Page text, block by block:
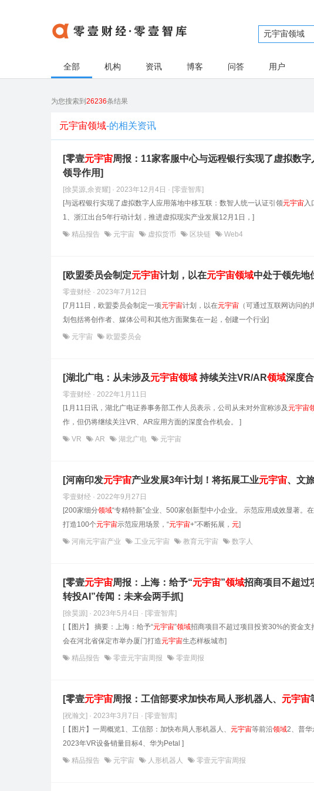
全部 机构 资讯 博客 问答 用户
为您搜索到 26236条结果
元宇宙领域-的相关资讯
[零壹元宇宙周报：11家客服中心与远程银行实现了虚拟数
领导作用]
[徐昊源,余资耀] · 2023年12月4日 · [零壹智库]
[与远程银行实现了虚拟数字人应用落地中移互联：数智人统一认证引领元宇宙入
1、浙江出台5年行动计划，推进虚拟现实产业发展12月1日，]
精品报告 元宇宙 虚拟货币 区块链 Web4
[欧盟委员会制定元宇宙计划，以在元宇宙领域中处于领先地
零壹财经 · 2023年7月12日
[7月11日，欧盟委员会制定一项元宇宙计划，以在元宇宙 （可通过互联网访问
划包括将创作者、媒体公司和其他方面聚集在一起，创建一个行业]
元宇宙 欧盟委员会
[湖北广电：从未涉及元宇宙领域 持续关注VR/AR领域深度
零壹财经 · 2022年1月11日
[1月11日讯，湖北广电证券事务部工作人员表示，公司从未对外宣称涉及元宇宙
作，但仍将继续关注VR、AR应用方面的深度合作机会。 ]
VR AR 湖北广电 元宇宙
[河南印发元宇宙产业发展3年计划！将拓展工业元宇宙、文
零壹财经 · 2022年9月27日
[200家细分领域“专精特新”企业、500家创新型中小企业。 示范应用成效显著
打造100个元宇宙示范应用场景，“元宇宙+”不断拓展， 元]
河南元宇宙产业 工业元宇宙 教育元宇宙 数字人
[零壹元宇宙周报：上海：给予“元宇宙”领域招商项目不超过
转投AI”传闻：未来会两手抓]
[徐昊源] · 2023年5月4日 · [零壹智库]
[【图片】 摘要：上海：给予“元宇宙”领域招商项目不超过项目投资30%的资金支
会在河北省保定市举办厦门打造元宇宙生态样板城市]
精品报告 零壹元宇宙周报 零壹周报
[零壹元宇宙周报：工信部要求加快布局人形机器人、 元宇宙
[祝瀚文] · 2023年3月7日 · [零壹智库]
[【图片】一周概览1、工信部：加快布局人形机器人、 元宇宙等前沿领域2、普华
2023年VR设备销量目标4、华为Petal ]
精品报告 元宇宙 人形机器人 零壹元宇宙周报